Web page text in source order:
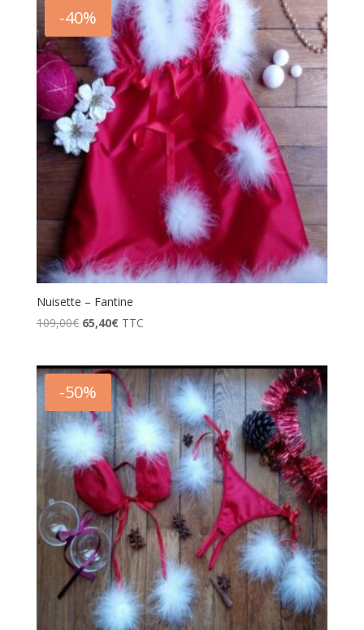
prix
décroissant
-40%
Nuisette – Fantine
109,00€ Le
était :
109,00€.
65,40€Le
est :
65,40€.
TTC
-50%